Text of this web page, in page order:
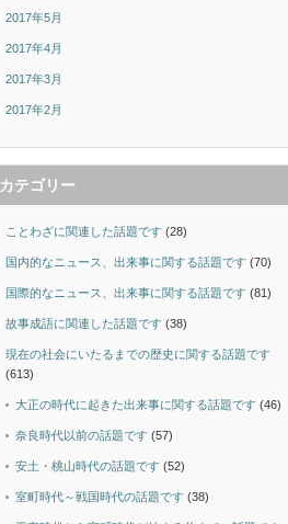
2017年5月
2017年4月
2017年3月
2017年2月
カテゴリー
ことわざに関連した話題です (28)
国内的なニュース、出来事に関する話題です (70)
国際的なニュース、出来事に関する話題です (81)
故事成語に関連した話題です (38)
現在の社会にいたるまでの歴史に関する話題です
(613)
大正の時代に起きた出来事に関する話題です (46)
奈良時代以前の話題です (57)
安土・桃山時代の話題です (52)
室町時代～戦国時代の話題です (38)